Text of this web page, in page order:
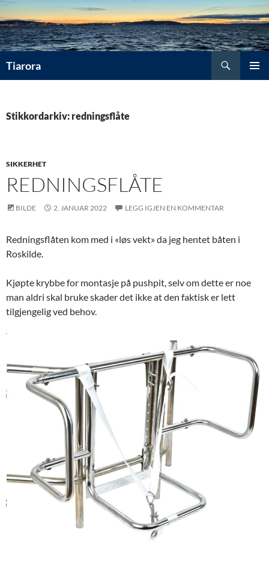
Hopp
til
innhold
Tiarora
Stikkordarkiv: redningsflåte
SIKKERHET
REDNINGSFLÅTE
BILDE 2. JANUAR 2022 LEGG IGJEN EN KOMMENTAR
Redningsflåten kom med i «løs vekt» da jeg hentet båten i
Roskilde.
Kjøpte krybbe for montasje på pushpit, selv om dette er noe
man aldri skal bruke skader det ikke at den faktisk er lett
tilgjengelig ved behov.